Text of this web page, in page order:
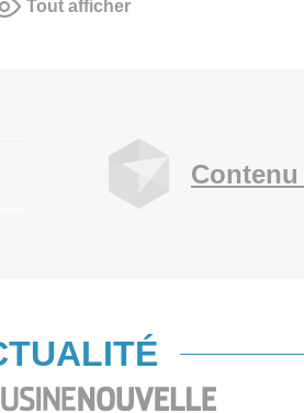
Tout afficher